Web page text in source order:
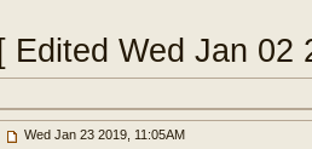
[ Edited Wed Jan 02
Wed Jan 23 2019, 11:05AM